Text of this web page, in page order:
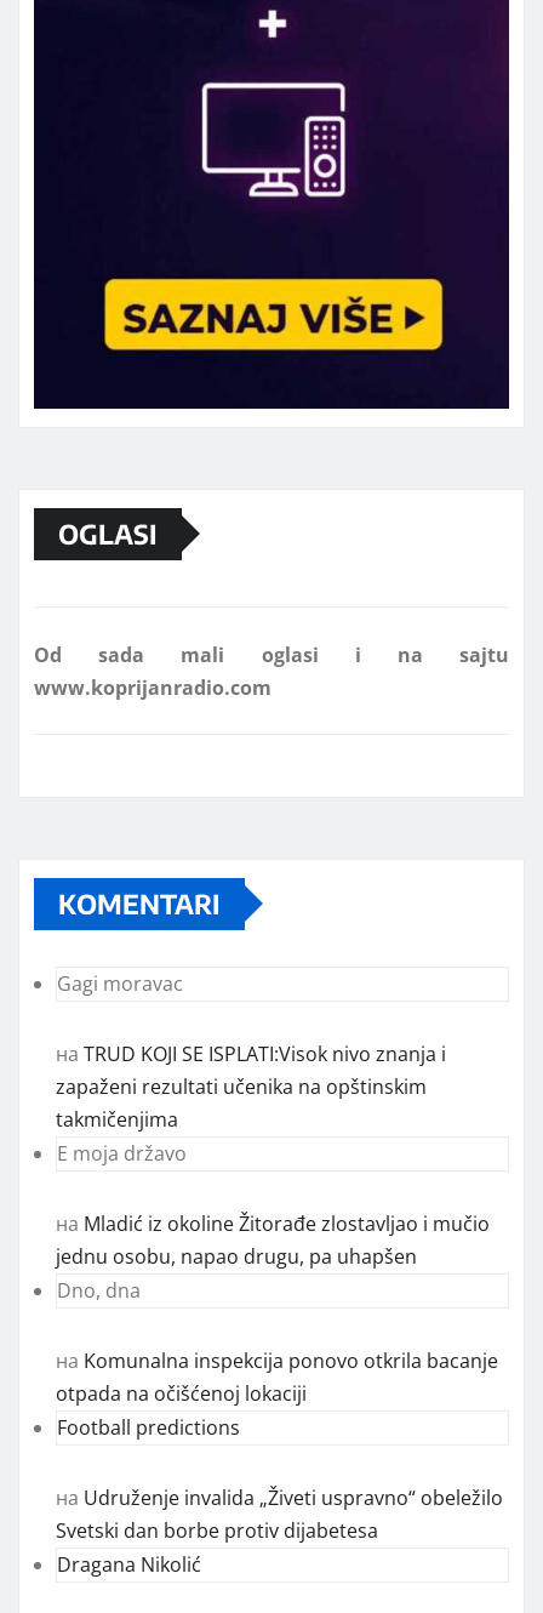
OGLASI
Marketing telefon 062 463 002
KOMENTARI
Gagi moravac
на TRUD KOJI SE ISPLATI:Visok nivo znanja i
zapaženi rezultati učenika na opštinskim
takmičenjima
E moja državo
на Mladić iz okoline Žitorađe zlostavljao i mučio
jednu osobu, napao drugu, pa uhapšen
Dno, dna
на Komunalna inspekcija ponovo otkrila bacanje
otpada na očišćenoj lokaciji
Football predictions
на Udruženje invalida „Živeti uspravno“ obeležilo
Svetski dan borbe protiv dijabetesa
Dragana Nikolić